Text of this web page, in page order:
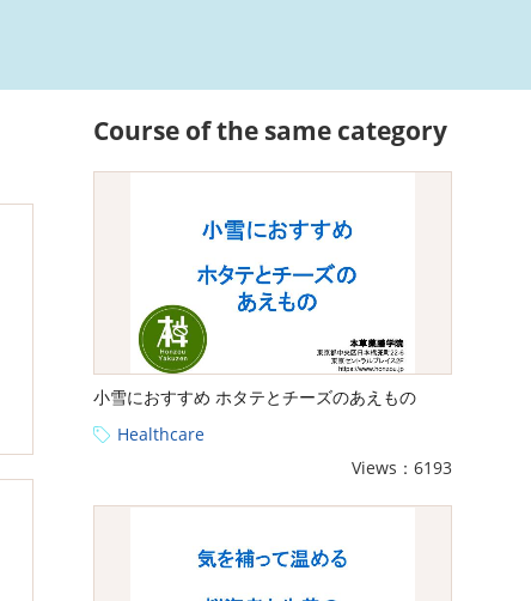
Course of the same category
小雪におすすめ ホタテとチーズのあえもの
Healthcare
Views：6193